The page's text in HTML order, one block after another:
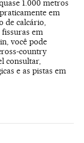
1.000 metros
em
de calcário,
em
você pode
country
consultar,
e as pistas em